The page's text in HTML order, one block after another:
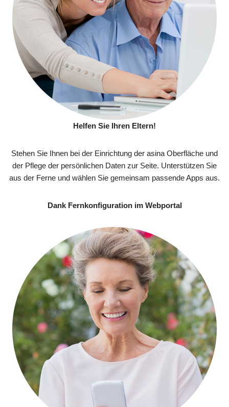
Helfen Sie Ihren Eltern!
Stehen Sie Ihnen bei der Einrichtung der asina Oberfläche und
der Pflege der persönlichen Daten zur Seite. Unterstützen Sie
aus der Ferne und wählen Sie gemeinsam passende Apps aus.
Dank Fernkonfiguration im Webportal